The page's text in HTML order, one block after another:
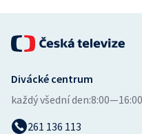
Divácké centrum
každý všední den:
261 136 113